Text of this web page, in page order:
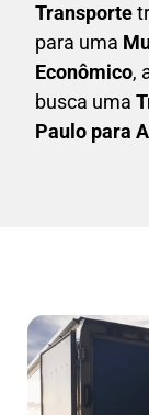
Transporte
para uma M
Econômico,
busca uma T
Paulo para